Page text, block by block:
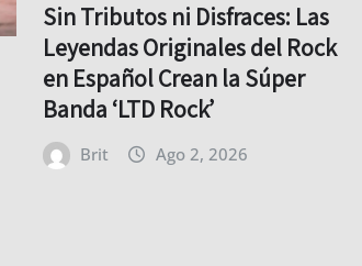
Sin Tributos ni Disfraces: Las
Leyendas Originales del Rock
en Español Crean la Súper
Banda ‘LTD Rock’
Brit Ago 2, 2026